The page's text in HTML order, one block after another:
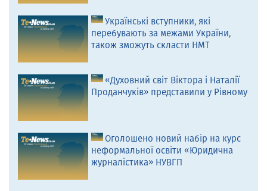
Українські вступники, які
перебувають за межами України,
також зможуть скласти НМТ
«Духовний світ Віктора і Наталії
Проданчуків» представили у Рівному
Оголошено новий набір на курс
неформальної освіти «Юридична
журналістика» НУВГП